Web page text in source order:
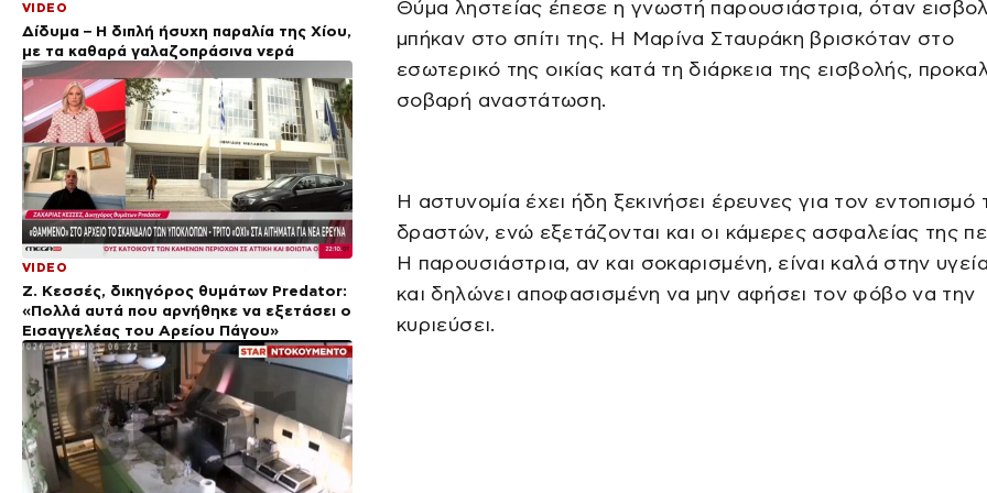
VIDEO
Δίδυμα – Η διπλή ήσυχη παραλία της Χίου,
με τα καθαρά γαλαζοπράσινα νερά
VIDEO
Ζ. Κεσσές, δικηγόρος θυμάτων Predator:
«Πολλά αυτά που αρνήθηκε να εξετάσει ο
Εισαγγελέας του Αρείου Πάγου»
Θύμα ληστείας έπεσε η γνωστή παρουσιάστρια, όταν
μπήκαν στο σπίτι της. Η Μαρίνα Σταυράκη βρισκόταν στο
εσωτερικό της οικίας κατά τη διάρκεια της εισβολής,
σοβαρή αναστάτωση.
Η αστυνομία έχει ήδη ξεκινήσει έρευνες για τον εντοπισμό
δραστών, ενώ εξετάζονται και οι κάμερες ασφαλείας της
Η παρουσιάστρια, αν και σοκαρισμένη, είναι καλά στην
και δηλώνει αποφασισμένη να μην αφήσει τον φόβο να την
κυριεύσει.